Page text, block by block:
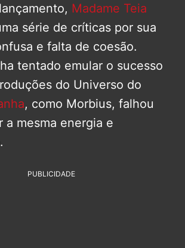
Madame Teia
série de críticas por sua
e falta de coesão.
tentado emular o sucesso
do Universo do
, como Morbius, falhou
a mesma energia e
PUBLICIDADE